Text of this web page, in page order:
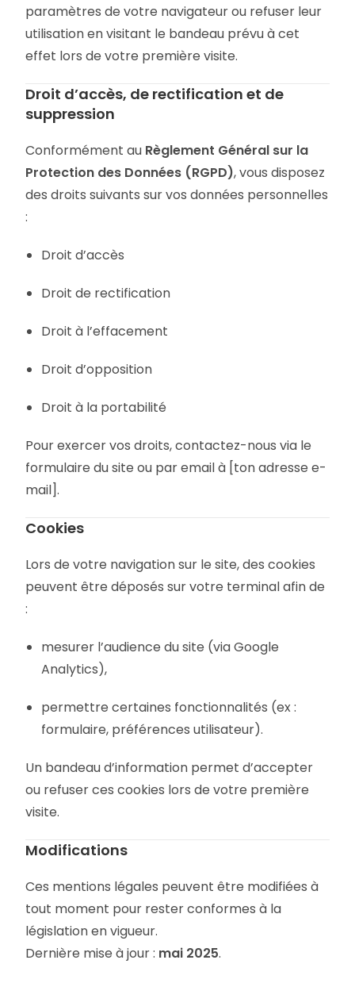
paramètres de votre navigateur ou refuser leur
utilisation en visitant le bandeau prévu à cet
effet lors de votre première visite.
Droit d’accès, de rectification et de
suppression
Conformément au Règlement Général sur la
Protection des Données (RGPD), vous disposez
des droits suivants sur vos données personnelles
:
Droit d’accès
Droit de rectification
Droit à l’effacement
Droit d’opposition
Droit à la portabilité
Pour exercer vos droits, contactez-nous via le
formulaire du site ou par email à [ton adresse e-
mail].
Cookies
Lors de votre navigation sur le site, des cookies
peuvent être déposés sur votre terminal afin de
:
mesurer l’audience du site (via Google
Analytics),
permettre certaines fonctionnalités (ex :
formulaire, préférences utilisateur).
Un bandeau d’information permet d’accepter
ou refuser ces cookies lors de votre première
visite.
Modifications
Ces mentions légales peuvent être modifiées à
tout moment pour rester conformes à la
législation en vigueur.
Dernière mise à jour : mai 2025.